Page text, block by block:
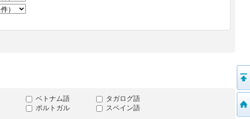
ベトナム語
タガログ語
ポルトガル
スペイン語